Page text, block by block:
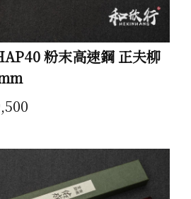
粉末高速鋼 正夫柳